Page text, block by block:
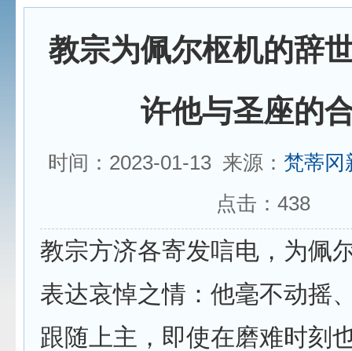
教宗为佩尔枢机的辞
许他与圣座的
时间：2023-01-13 来源： 梵蒂冈
点击： 438
教宗方济各寄发唁电，为佩
表达哀悼之情：他毫不动摇
跟随上主，即使在磨难时刻